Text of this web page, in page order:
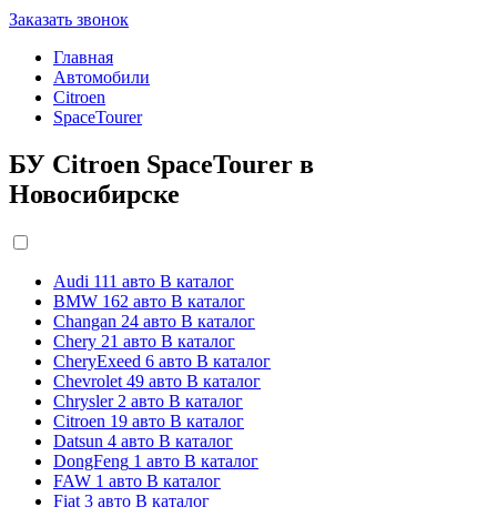
Заказать звонок
Главная
Автомобили
Citroen
SpaceTourer
БУ Citroen SpaceTourer в
Новосибирске
Audi 111 авто В каталог
BMW 162 авто В каталог
Changan 24 авто В каталог
Chery 21 авто В каталог
CheryExeed 6 авто В каталог
Chevrolet 49 авто В каталог
Chrysler 2 авто В каталог
Citroen 19 авто В каталог
Datsun 4 авто В каталог
DongFeng 1 авто В каталог
FAW 1 авто В каталог
Fiat 3 авто В каталог